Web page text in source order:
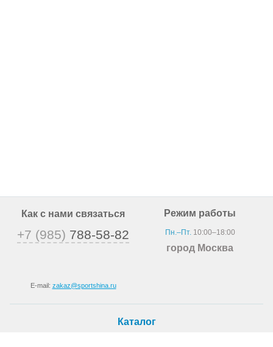
Как с нами связаться
+7 (985) 788-58-82
E-mail: zakaz@sportshina.ru
Режим работы
Пн.–Пт.10:00–18:00
город Москва
Каталог